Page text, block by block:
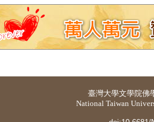
臺灣大學文學院佛
National Taiwan